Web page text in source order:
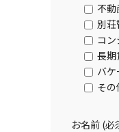
不動
別荘
コ
長期
バ
そ
お名前 (必